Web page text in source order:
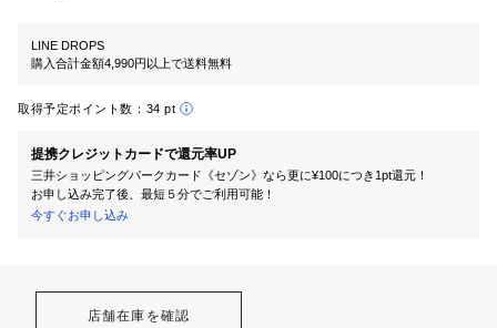
LINE DROPS
購入合計金額4,990円以上で送料無料
取得予定ポイント数： 34 pt
提携クレジットカードで還元率UP
三井ショッピングパークカード《セゾン》なら更に¥100につき1pt還元！
お申し込み完了後、最短５分でご利用可能！
今すぐお申し込み
店舗在庫を確認